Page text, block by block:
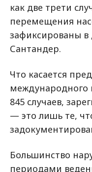
как две трети
перемещения
зафиксированы
Сантандер.
Что касается
международного
845 случаев,
— это лишь те,
Большинство
периодами